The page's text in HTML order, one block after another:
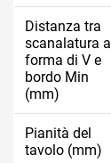
Distanza tra
scanalatura a
forma di V e
bordo Min
(mm)
Pianità del
tavolo (mm)